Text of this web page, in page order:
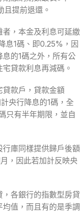
提前退還。
，本金及利息可延繳
息1碼、即0.25%，因
的1碼之外，所有公
貸款利息再減碼。
款戶，貸款金額
央行降息的1碼，全
只有半年期限，並自
庫同樣提供歸戶後額
，因此若加計反映央
各銀行的指數型房貸
值，而且有的是季調